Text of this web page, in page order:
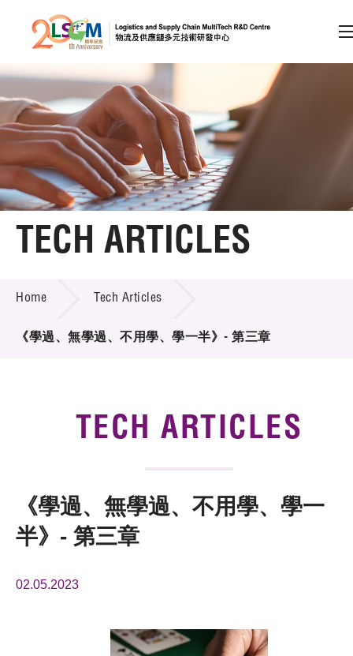
Skip to content (Press enter)
Member Login
A EN 繁 简
Home
Technology Transfer
Project & Funding Schemes
Membership
TECH ARTICLES
Home Tech Articles
《學過、無學過、不用學、學一半》- 第三章
TECH ARTICLES
《學過、無學過、不用學、學一
半》- 第三章
02.05.2023